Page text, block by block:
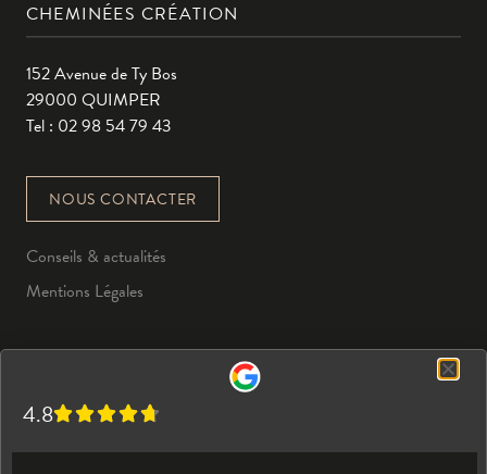
CHEMINÉES CRÉATION
152 Avenue de Ty Bos
29000 QUIMPER
Tel : 02 98 54 79 43
NOUS CONTACTER
Conseils & actualités
Mentions Légales
4.8